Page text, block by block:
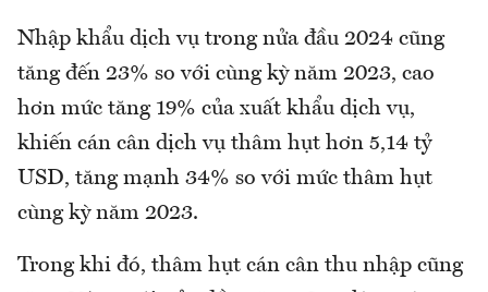
Nhập khẩu dịch vụ trong nửa đầu 2024 cũng
tăng đến 23% so với cùng kỳ năm 2023, cao
hơn mức tăng 19% của xuất khẩu dịch vụ,
khiến cán cân dịch vụ thâm hụt hơn 5,14 tỷ
USD, tăng mạnh 34% so với mức thâm hụt
cùng kỳ năm 2023.
Trong khi đó, thâm hụt cán cân thu nhập cũng